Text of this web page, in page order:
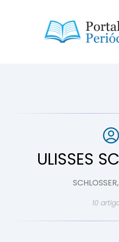
Portal de
ULISSES
10